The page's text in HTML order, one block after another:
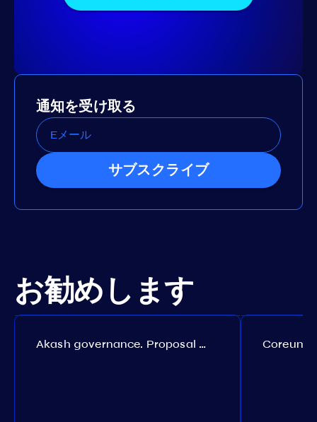
通知を受け取る
サブスクライブ
お勧めします
Akash governance. Proposal №308